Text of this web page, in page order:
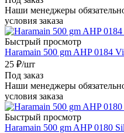
Наши менеджеры
условия заказа
Быстрый просмотр
Haramain 500 gm AHP 0184
25 ₽/шт
Под заказ
Наши менеджеры
условия заказа
Быстрый просмотр
Haramain 500 gm AHP 0180